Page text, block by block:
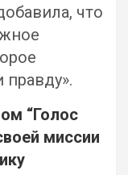
что
“Голос
миссии